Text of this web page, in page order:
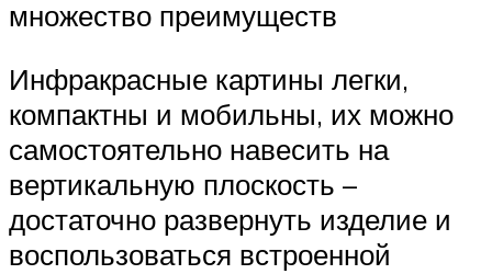
множество преимуществ
Инфракрасные картины легки,
компактны и мобильны, их можно
самостоятельно навесить на
вертикальную плоскость –
достаточно развернуть изделие и
воспользоваться встроенной